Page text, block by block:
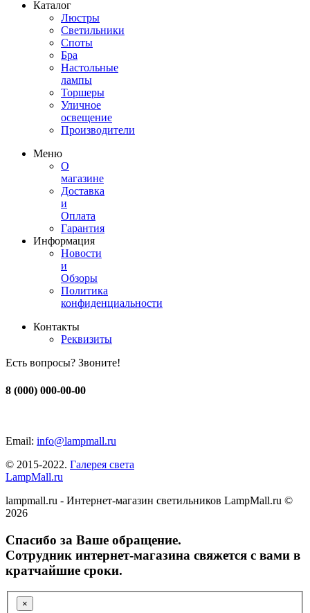
Каталог
Люстры
Светильники
Споты
Бра
Настольные
лампы
Торшеры
Уличное
освещение
Производители
Меню
О
магазине
Доставка
и
Оплата
Гарантия
Информация
Новости
и
Обзоры
Политика
конфиденциальности
Контакты
Реквизиты
Есть вопросы? Звоните!
8 (000) 000-00-00
Email: info@lampmall.ru
© 2015-2022. Галерея света
LampMall.ru
lampmall.ru - Интернет-магазин светильников LampMall.ru ©
2026
Спасибо за Ваше обращение.
Сотрудник интернет-магазина свяжется с вами в
кратчайшие сроки.
×